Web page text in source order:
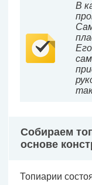
В
Собираем
основе
Топиарии